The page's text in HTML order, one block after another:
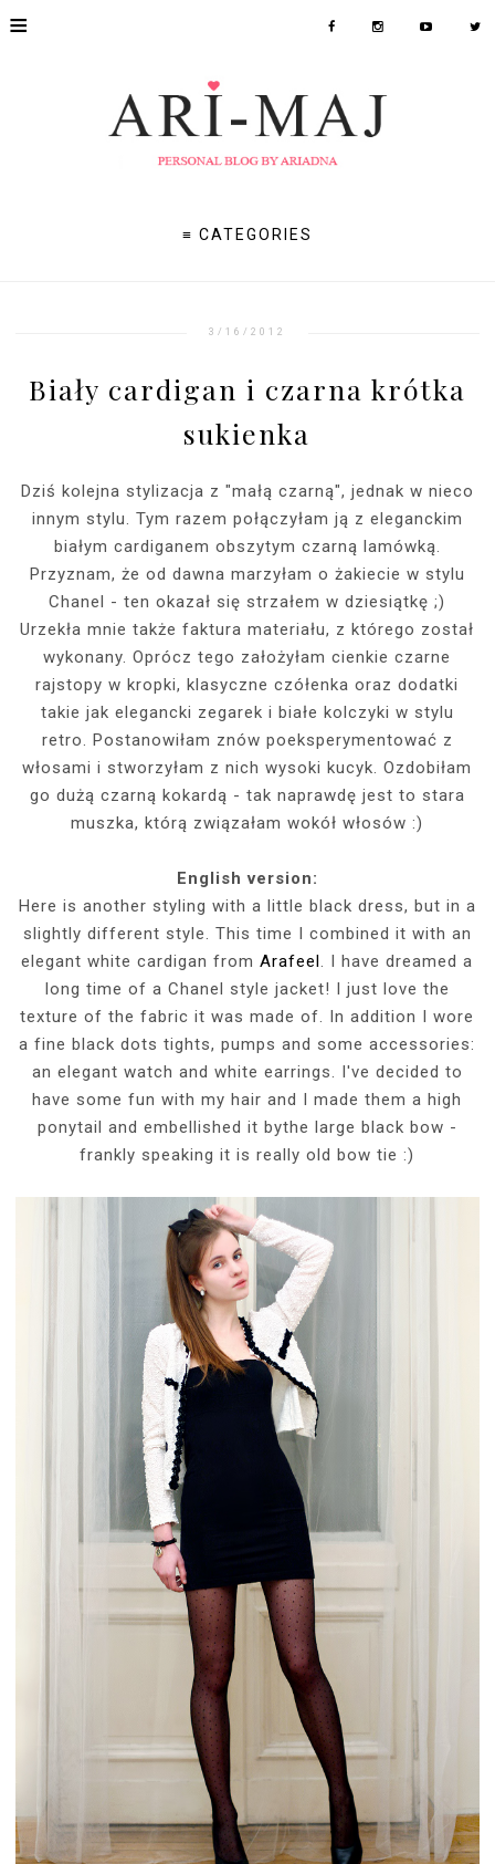
≡
≡ CATEGORIES
3/16/2012
Biały cardigan i czarna krótka
sukienka
Dziś kolejna stylizacja z "małą czarną", jednak w nieco
innym stylu. Tym razem połączyłam ją z eleganckim
białym cardiganem obszytym czarną lamówką.
Przyznam, że od dawna marzyłam o żakiecie w stylu
Chanel - ten okazał się strzałem w dziesiątkę ;)
Urzekła mnie także faktura materiału, z którego został
wykonany. Oprócz tego założyłam cienkie czarne
rajstopy w kropki, klasyczne czółenka oraz dodatki
takie jak elegancki zegarek i białe kolczyki w stylu
retro. Postanowiłam znów poeksperymentować z
włosami i stworzyłam z nich wysoki kucyk. Ozdobiłam
go dużą czarną kokardą - tak naprawdę jest to stara
muszka, którą związałam wokół włosów :)
English version:
Here is another styling with a little black dress, but in a
slightly different style. This time I combined it with an
elegant white cardigan fromArafeel. I have dreamed a
long time of a Chanel style jacket! I just love the
texture of the fabric it was made of. In addition I wore
a fine black dots tights, pumps and some accessories:
an elegant watch and white earrings. I've decided to
have some fun with my hair and I made them a high
ponytail and embellished it bythe large black bow -
frankly speaking it is really old bow tie :)